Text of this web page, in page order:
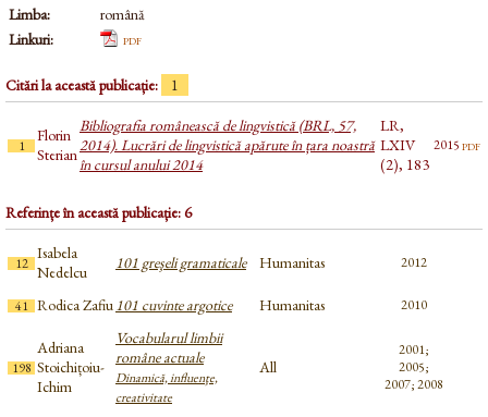
Limba:
română
Linkuri:
pdf
Citări la această publicație: 1
1
Florin
Sterian
Bibliografia românească de lingvistică (BRL, 57,
2014). Lucrări de lingvistică apărute în țara noastră
în cursul anului 2014
LR,
LXIV
(2), 183
2015pdf
Referințe în această publicație: 6
12
Isabela
Nedelcu
101 greşeli gramaticale Humanitas 2012
41 Rodica Zafiu101 cuvinte argotice Humanitas 2010
198
Adriana
Stoichițoiu-
Ichim
Vocabularul limbii
române actuale
Dinamică, influenţe,
creativitate
All
2001;
2005;
2007; 2008